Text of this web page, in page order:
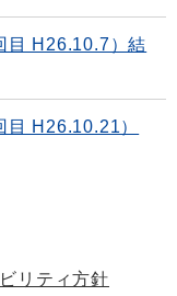
目 H26.10.7）結
H26.10.21）
リティ方針